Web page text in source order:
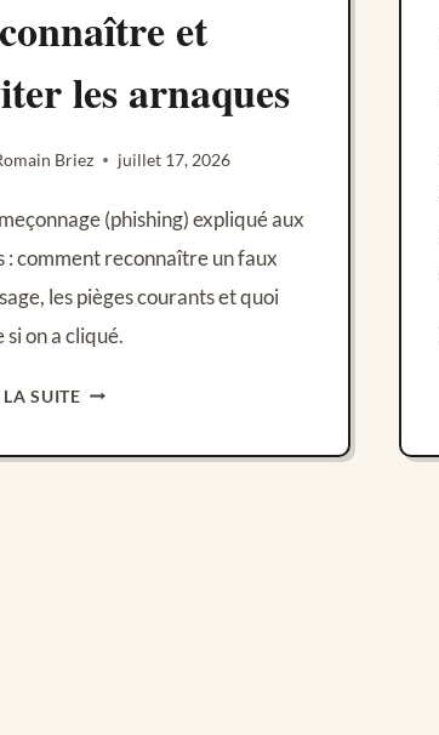
et
les arnaques
Briez juillet 17, 2026
(phishing) expliqué aux
: comment reconnaître un faux
les pièges courants et quoi
si on a cliqué.
LA SUITEHAMEÇONNAGE